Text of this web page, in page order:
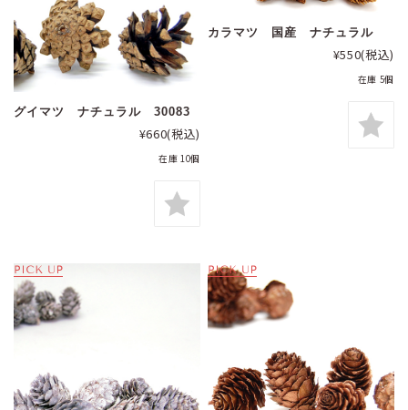
グイマツ ナチュラル 30083
¥660(税込)
在庫 10個
カラマツ 国産 ナチュラル
¥550(税込)
在庫 5個